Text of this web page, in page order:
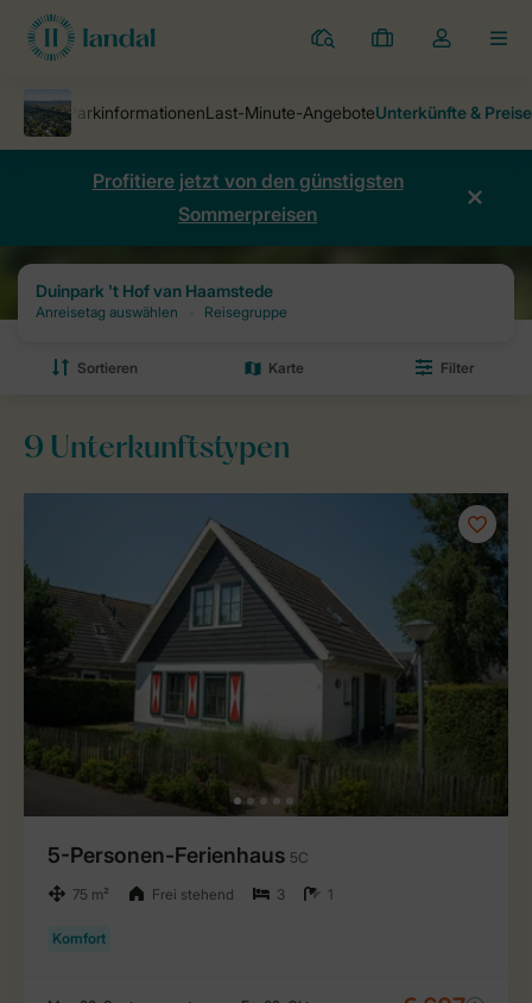
Ferienparks
Meine
Dropdown-
meines
öffnen
Profitiere jetzt von den günstigsten
Sommerpreisen
Ferienparks Duinpark 't Hof van Haamstede